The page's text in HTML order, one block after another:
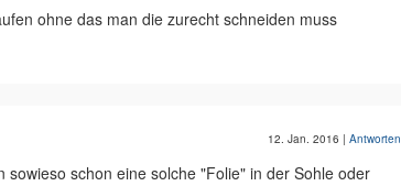
ohne das man die zurecht schneiden muss
12. Jan. 2016 | Antworten
schon eine solche "Folie" in der Sohle oder